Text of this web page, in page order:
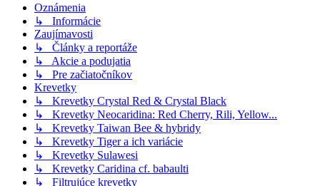
Oznámenia
↳ Informácie
Zaujímavosti
↳ Články a reportáže
↳ Akcie a podujatia
↳ Pre začiatočníkov
Krevetky
↳ Krevetky Crystal Red & Crystal Black
↳ Krevetky Neocaridina: Red Cherry, Rili, Yellow...
↳ Krevetky Taiwan Bee & hybridy
↳ Krevetky Tiger a ich variácie
↳ Krevetky Sulawesi
↳ Krevetky Caridina cf. babaulti
↳ Filtrujúce krevetky